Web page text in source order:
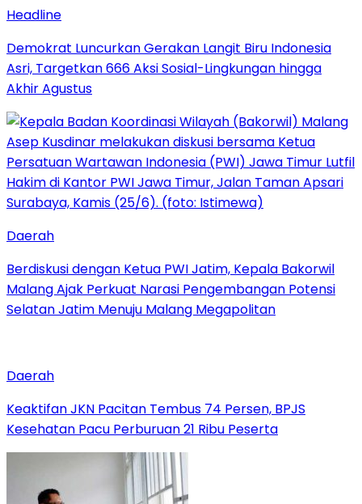
Headline
Demokrat Luncurkan Gerakan Langit Biru Indonesia
Asri, Targetkan 666 Aksi Sosial-Lingkungan hingga
Akhir Agustus
Daerah
Berdiskusi dengan Ketua PWI Jatim, Kepala Bakorwil
Malang Ajak Perkuat Narasi Pengembangan Potensi
Selatan Jatim Menuju Malang Megapolitan
Daerah
Keaktifan JKN Pacitan Tembus 74 Persen, BPJS
Kesehatan Pacu Perburuan 21 Ribu Peserta